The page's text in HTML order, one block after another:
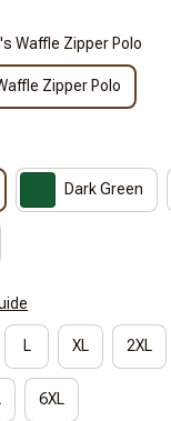
Waffle Zipper Polo
Zipper Polo
Dark Green
L XL 2XL
6XL